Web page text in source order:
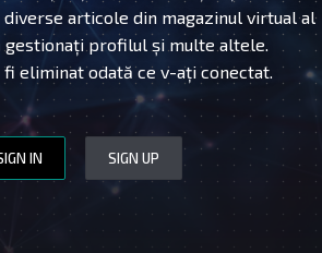
articole din magazinul virtual al
gestionați profilul și multe altele.
fi eliminat odată ce v-ați conectat.
IN SIGN UP
WEBSITE REVIEW
CERINȚE
APLICĂ